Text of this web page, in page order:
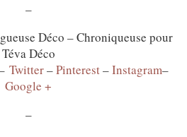
–
Déco – Chroniqueuse pour
Téva Déco
Twitter–Pinterest–Instagram–
Google +
–